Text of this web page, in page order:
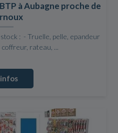
à Aubagne proche de
: - Truelle, pelle, epandeur
rateau, ...